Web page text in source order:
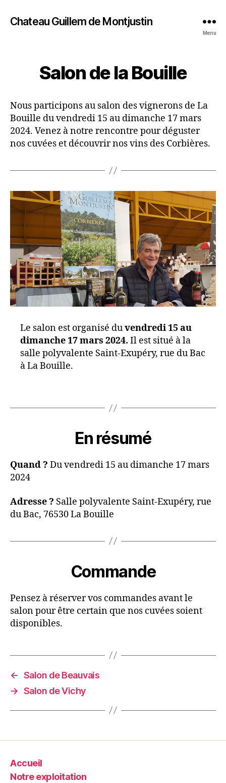
Chateau Guillem de Montjustin
Menu
Salon de la Bouille
Nous participons au salon des vignerons de La
Bouille du vendredi 15 au dimanche 17 mars
2024. Venez à notre rencontre pour déguster
nos cuvées et découvrir nos vins des Corbières.
Le salon est organisé duvendredi 15 au
dimanche 17 mars 2024. Il est situé à la
salle polyvalente Saint-Exupéry, rue du Bac
à La Bouille.
En résumé
Quand ? Du vendredi 15 au dimanche 17 mars
2024
Adresse ? Salle polyvalente Saint-Exupéry, rue
du Bac, 76530 La Bouille
Commande
Pensez à réserver vos commandes avant le
salon pour être certain que nos cuvées soient
disponibles.
← Salon de Beauvais
→ Salon de Vichy
Accueil
Notre exploitation